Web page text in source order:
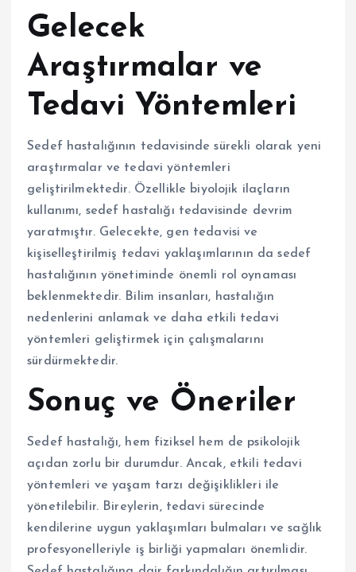
Gelecek
Araştırmalar ve
Tedavi Yöntemleri
Sedef hastalığının tedavisinde sürekli olarak yeni
araştırmalar ve tedavi yöntemleri
geliştirilmektedir. Özellikle biyolojik ilaçların
kullanımı, sedef hastalığı tedavisinde devrim
yaratmıştır. Gelecekte, gen tedavisi ve
kişiselleştirilmiş tedavi yaklaşımlarının da sedef
hastalığının yönetiminde önemli rol oynaması
beklenmektedir. Bilim insanları, hastalığın
nedenlerini anlamak ve daha etkili tedavi
yöntemleri geliştirmek için çalışmalarını
sürdürmektedir.
Sonuç ve Öneriler
Sedef hastalığı, hem fiziksel hem de psikolojik
açıdan zorlu bir durumdur. Ancak, etkili tedavi
yöntemleri ve yaşam tarzı değişiklikleri ile
yönetilebilir. Bireylerin, tedavi sürecinde
kendilerine uygun yaklaşımları bulmaları ve sağlık
profesyonelleriyle iş birliği yapmaları önemlidir.